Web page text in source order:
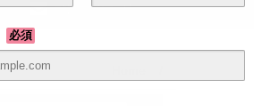
お問い合わせ
必須